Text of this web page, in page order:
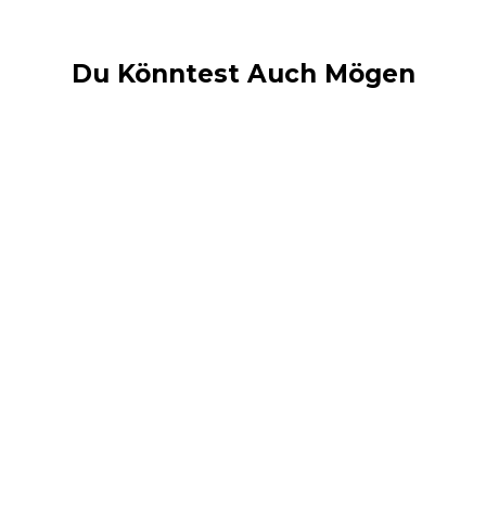
Du Könntest Auch Mögen